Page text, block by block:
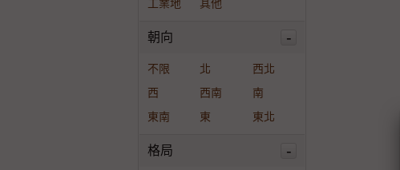
工業地
其他
朝向 -
不限 北
西北
西
西南
南
東南
東 東北
格局 -